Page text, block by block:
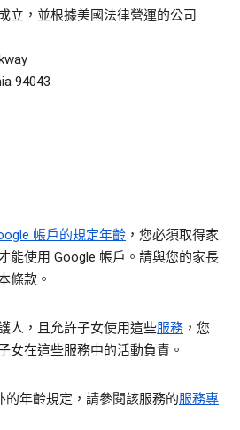
立，並根據美國法律營運的公司
94043
帳戶的規定年齡 ，您必須取得家
能使用 Google 帳戶。請與您的家長
條款。
人，且允許子女使用這些服務 ，您
女在這些服務中的活動負責。
的年齡規定，請參閱該服務的服務專